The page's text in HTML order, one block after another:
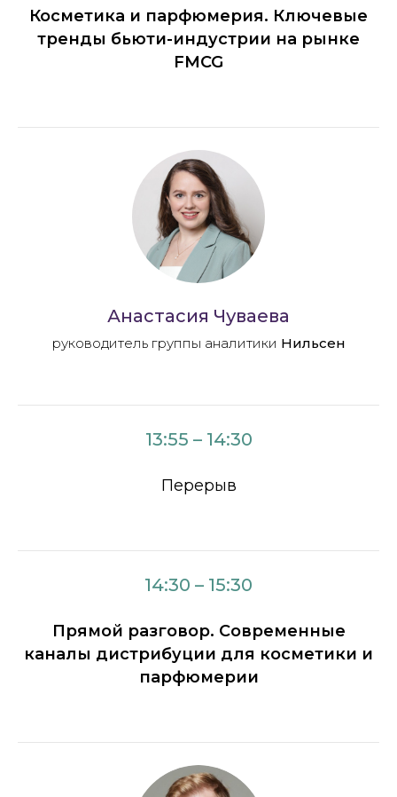
Косметика и парфюмерия. Ключевые
тренды бьюти-индустрии на рынке
FMCG
Анастасия Чуваева
руководитель группы аналитики Нильсен
13:55 – 14:30
Перерыв
14:30 – 15:30
Прямой разговор. Современные
каналы дистрибуции для косметики и
парфюмерии